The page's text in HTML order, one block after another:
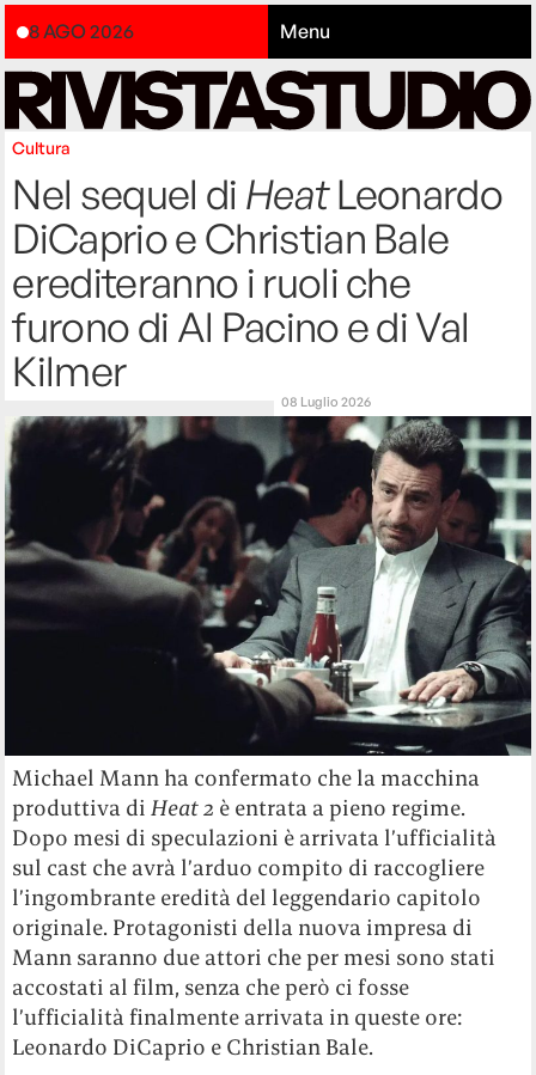
8 AGO 2026 Menu
Cultura
Nel sequel di HeatLeonardo
DiCaprio e Christian Bale
erediteranno i ruoli che
furono di Al Pacino e di Val
Kilmer
08 Luglio 2026
Michael Mann ha confermato che la macchina
produttiva diHeat 2 è entrata a pieno regime.
Dopo mesi di speculazioni è arrivata l’ufficialità
sul cast che avrà l’arduo compito di raccogliere
l’ingombrante eredità del leggendario capitolo
originale. Protagonisti della nuova impresa di
Mann saranno due attori che per mesi sono stati
accostati al film, senza che però ci fosse
l’ufficialità finalmente arrivata in queste ore:
Leonardo DiCaprio e Christian Bale.